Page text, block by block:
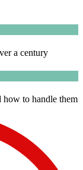
a century
how to handle them